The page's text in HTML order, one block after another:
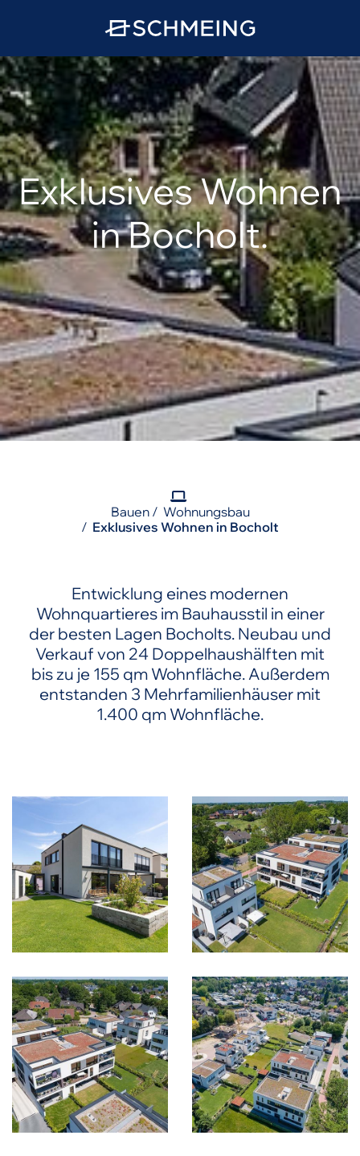
Exklusives Wohnen
in Bocholt.
Bauen
Wohnungsbau
Exklusives Wohnen in Bocholt
Entwicklung eines modernen
Wohnquartieres im Bauhausstil in einer
der besten Lagen Bocholts. Neubau und
Verkauf von 24 Doppelhaushälften mit
bis zu je 155 qm Wohnfläche. Außerdem
entstanden 3 Mehrfamilienhäuser mit
1.400 qm Wohnfläche.